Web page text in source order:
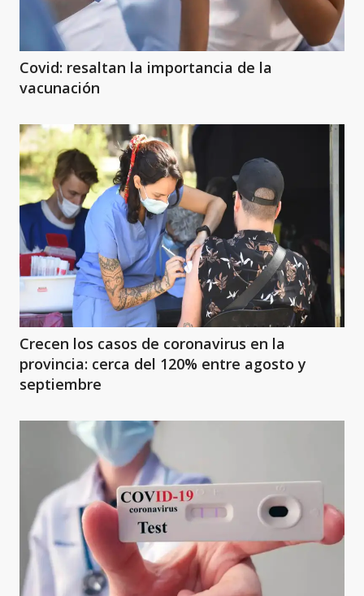
Covid: resaltan la importancia de la
vacunación
Crecen los casos de coronavirus en la
provincia: cerca del 120% entre agosto y
septiembre